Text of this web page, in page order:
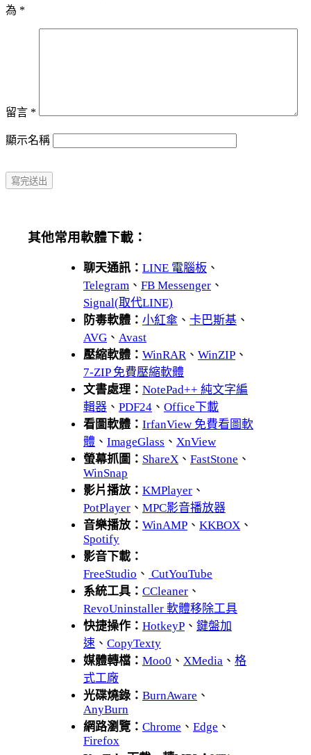
為 *
留言 *
顯示名稱
其他常用軟體下載：
聊天通訊： LINE 電腦板 、
Telegram 、 FB Messenger 、
Signal(取代LINE)
防毒軟體： 小紅傘 、 卡巴斯基 、
AVG 、 Avast
壓縮軟體： WinRAR、 WinZIP 、
7-ZIP 免費壓縮軟體
文書處理： NotePad++ 純文字編
輯器 、 PDF24 、 Office下載
看圖軟體： IrfanView 免費看圖軟
體 、 ImageGlass 、 XnView
螢幕抓圖： ShareX 、 FastStone 、
WinSnap
影片播放： KMPlayer 、
PotPlayer 、 MPC影音播放器
音樂播放： WinAMP 、 KKBOX 、
Spotify
影音下載：
FreeStudio 、 CutYouTube
系統工具： CCleaner 、
RevoUninstaller 軟體移除工具
快捷操作： HotkeyP 、 鍵盤加
速 、 CopyTexty
媒體轉檔： Moo0 、 XMedia 、 格
式工廠
光碟燒錄： BurnAware 、
AnyBurn
網路瀏覽： Chrome 、 Edge 、
Firefox